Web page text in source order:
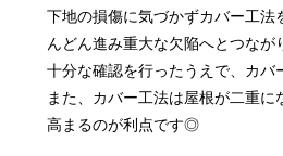
下地の損傷に気づかずカバー工法
んどん進み重大な欠陥へとつなが
十分な確認を行ったうえで、カバ
また、カバー工法は屋根が二重に
高まるのが利点です◎